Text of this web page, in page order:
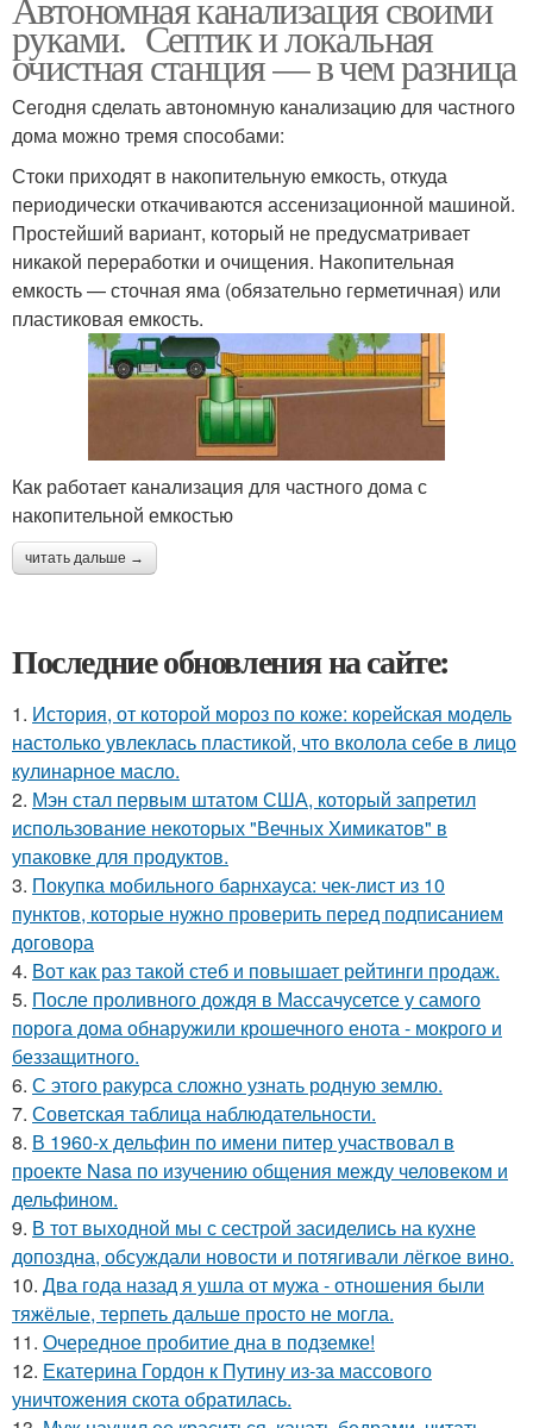
руками. Септик и локальная
очистная станция — в чем разница
Сегодня сделать автономную канализацию для частного
дома можно тремя способами:
Стоки приходят в накопительную емкость, откуда
периодически откачиваются ассенизационной машиной.
Простейший вариант, который не предусматривает
никакой переработки и очищения. Накопительная
емкость — сточная яма (обязательно герметичная) или
пластиковая емкость.
Как работает канализация для частного дома с
накопительной емкостью
читать дальше →
Последние обновления на сайте:
1. История, от которой мороз по коже: корейская модель
настолько увлеклась пластикой, что вколола себе в лицо
кулинарное масло.
2. Мэн стал первым штатом США, который запретил
использование некоторых "Вечных Химикатов" в
упаковке для продуктов.
3. Покупка мобильного барнхауса: чек-лист из 10
пунктов, которые нужно проверить перед подписанием
договора
4. Вот как раз такой стеб и повышает рейтинги продаж.
5. После проливного дождя в Массачусетсе у самого
порога дома обнаружили крошечного енота - мокрого и
беззащитного.
6. С этого ракурса сложно узнать родную землю.
7. Советская таблица наблюдательности.
8. В 1960-х дельфин по имени питер участвовал в
проекте Nasa по изучению общения между человеком и
дельфином.
9. В тот выходной мы с сестрой засиделись на кухне
допоздна, обсуждали новости и потягивали лёгкое вино.
10. Два года назад я ушла от мужа - отношения были
тяжёлые, терпеть дальше просто не могла.
11. Очередное пробитие дна в подземке!
12. Екатерина Гордон к Путину из-за массового
уничтожения скота обратилась.